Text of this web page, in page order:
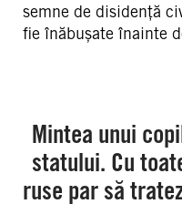
semne de disidență
fie înăbușate înainte
Mintea unui
statului. Cu
ruse par să